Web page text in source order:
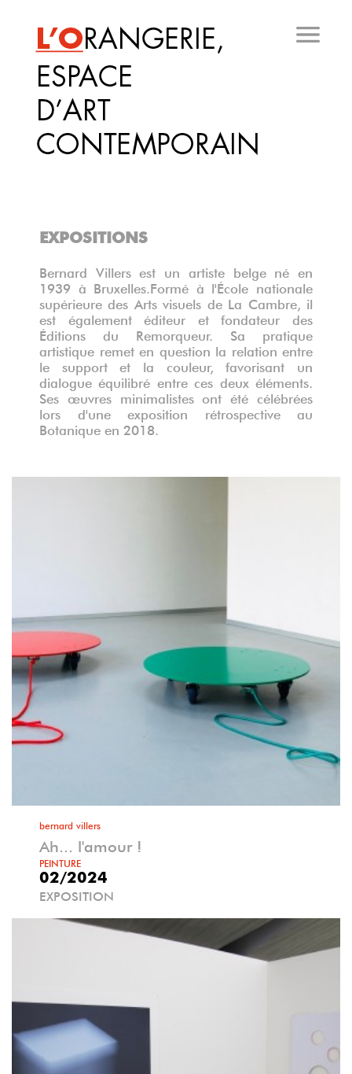
principal
EXPOSITIONS
Bernard Villers est un artiste belge né en
1939 à Bruxelles.Formé à l'École nationale
supérieure des Arts visuels de La Cambre, il
est également éditeur et fondateur des
Éditions du Remorqueur. Sa pratique
artistique remet en question la relation entre
le support et la couleur, favorisant un
dialogue équilibré entre ces deux éléments.
Ses œuvres minimalistes ont été célébrées
lors d'une exposition rétrospective au
Botanique en 2018.
bernard villers
Ah... l'amour !
PEINTURE
02/2024
EXPOSITION